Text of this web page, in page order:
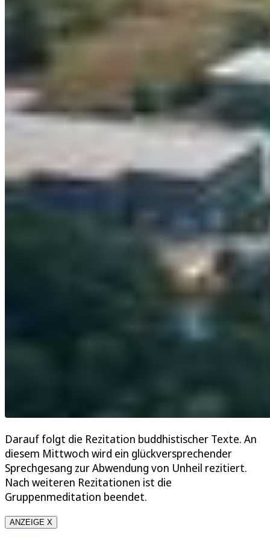
Darauf folgt die Rezitation buddhistischer Texte. An
diesem Mittwoch wird ein glückversprechender
Sprechgesang zur Abwendung von Unheil rezitiert.
Nach weiteren Rezitationen ist die
Gruppenmeditation beendet.
ANZEIGE X